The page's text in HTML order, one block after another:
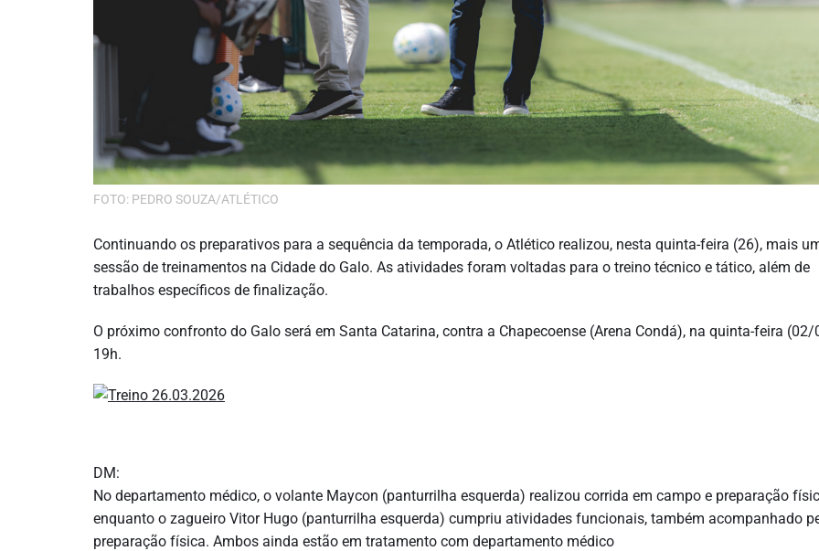
FOTO: PEDRO SOUZA/ATLÉTICO
Continuando os preparativos para a sequência da temporada, o Atlético realizou, nesta quinta-feira (26), mais
sessão de treinamentos na Cidade do Galo. As atividades foram voltadas para o treino técnico e tático, além de
trabalhos específicos de finalização.
O próximo confronto do Galo será em Santa Catarina, contra a Chapecoense (Arena Condá), na quinta-feira (02/
19h.
DM:
No departamento médico, o volante Maycon (panturrilha esquerda) realizou corrida em campo e preparação
enquanto o zagueiro Vitor Hugo (panturrilha esquerda) cumpriu atividades funcionais, também acompanhado
preparação física. Ambos ainda estão em tratamento com departamento médico